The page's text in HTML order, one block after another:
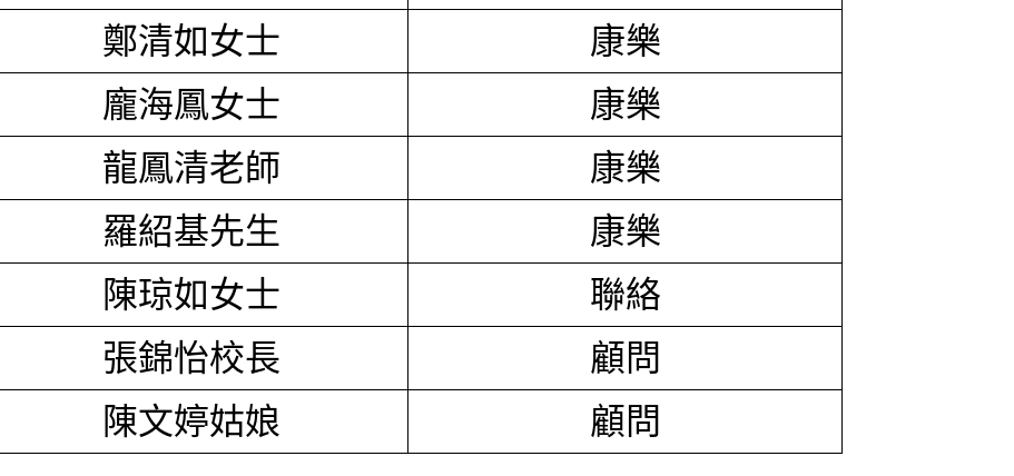
鄭清如女士
康樂
龐海鳳女士
康樂
龍鳳清老師
康樂
羅紹基先生
康樂
陳琼如女士
聯絡
張錦怡校長
顧問
陳文婷姑娘 顧問